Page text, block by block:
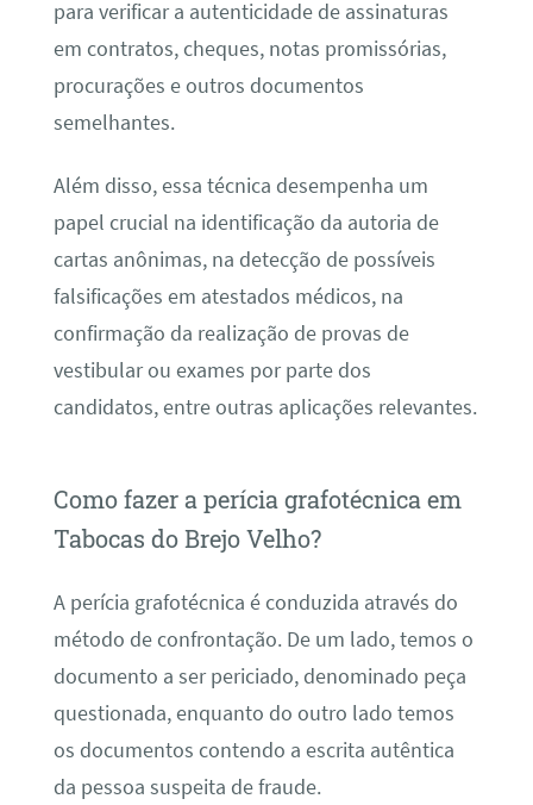
para verificar a autenticidade de assinaturas
em contratos, cheques, notas promissórias,
procurações e outros documentos
semelhantes.
Além disso, essa técnica desempenha um
papel crucial na identificação da autoria de
cartas anônimas, na detecção de possíveis
falsificações em atestados médicos, na
confirmação da realização de provas de
vestibular ou exames por parte dos
candidatos, entre outras aplicações relevantes.
Como fazer a perícia grafotécnica em
Tabocas do Brejo Velho?
A perícia grafotécnica é conduzida através do
método de confrontação. De um lado, temos o
documento a ser periciado, denominado peça
questionada, enquanto do outro lado temos
os documentos contendo a escrita autêntica
da pessoa suspeita de fraude.